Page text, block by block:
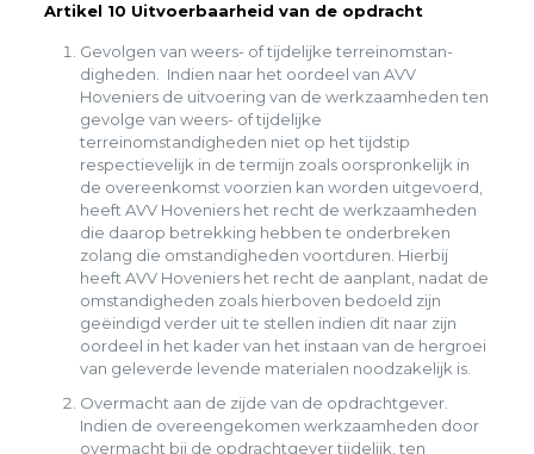
Artikel 10 Uitvoerbaarheid van de opdracht
Gevolgen van weers- of tijdelijke terreinomstan-
digheden. Indien naar het oordeel van AVV
Hoveniers de uitvoering van de werkzaamheden ten
gevolge van weers- of tijdelijke
terreinomstandigheden niet op het tijdstip
respectievelijk in de termijn zoals oorspronkelijk in
de overeenkomst voorzien kan worden uitgevoerd,
heeft AVV Hoveniers het recht de werkzaamheden
die daarop betrekking hebben te onderbreken
zolang die omstandigheden voortduren. Hierbij
heeft AVV Hoveniers het recht de aanplant, nadat de
omstandigheden zoals hierboven bedoeld zijn
geëindigd verder uit te stellen indien dit naar zijn
oordeel in het kader van het instaan van de hergroei
van geleverde levende materialen noodzakelijk is.
Overmacht aan de zijde van de opdrachtgever.
Indien de overeengekomen werkzaamheden door
overmacht bij de opdrachtgever tijdelijk, ten